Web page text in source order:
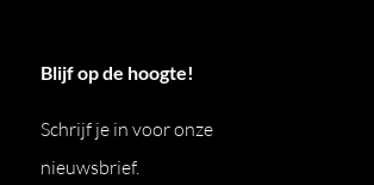
Blijf op de hoogte!
Schrijf je in voor onze
nieuwsbrief.